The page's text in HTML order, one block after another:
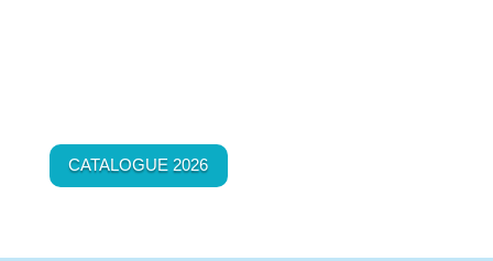
CATALOGUE 2026